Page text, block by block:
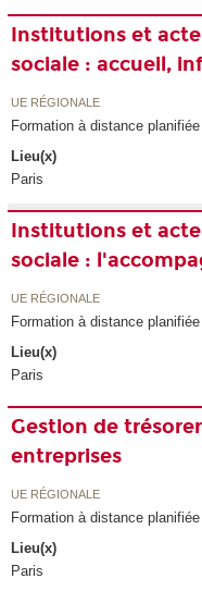
Institutions et
sociale : accueil,
UE RÉGIONALE
Formation à distance
Lieu(x)
Paris
Institutions et
sociale :
UE RÉGIONALE
Formation à distance
Lieu(x)
Paris
Gestion de
entreprises
UE RÉGIONALE
Formation à distance
Lieu(x)
Paris